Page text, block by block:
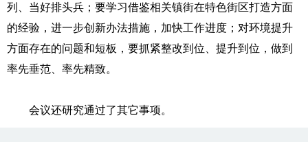
列、当好排头兵；要学习借鉴相关镇街在特色街区打造方面
的经验，进一步创新办法措施，加快工作进度；对环境提升
方面存在的问题和短板，要抓紧整改到位、提升到位，做到
率先垂范、率先精致。
会议还研究通过了其它事项。